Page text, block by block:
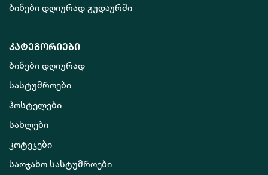
ბინები დღიურად გუდაურში
კატეგორიები
ბინები დღიურად
სასტუმროები
ჰოსტელები
სახლები
კოტეჯები
საოჯახო სასტუმროები